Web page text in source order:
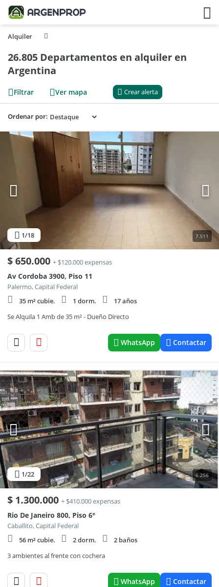
Alquiler
26.805 Departamentos en alquiler en
Argentina
Filtrar Ver mapa Crear alerta
Ordenar por:
1/18 7.511
$650.000 + $120.000 expensas
Av Cordoba 3900, Piso 11
Palermo, Capital Federal
35 m² cubie.
1 dorm.
17 años
Se Alquila 1 Amb de 35 m² - Dueño Directo
WhatsApp Contactar
1/22 6.256
$ 1.300.000 + $410.000 expensas
Rio De Janeiro 800, Piso 6°
Caballito, Capital Federal
56 m² cubie.
2 dorm.
2 baños
3 ambientes al frente con cochera
WhatsApp Contactar